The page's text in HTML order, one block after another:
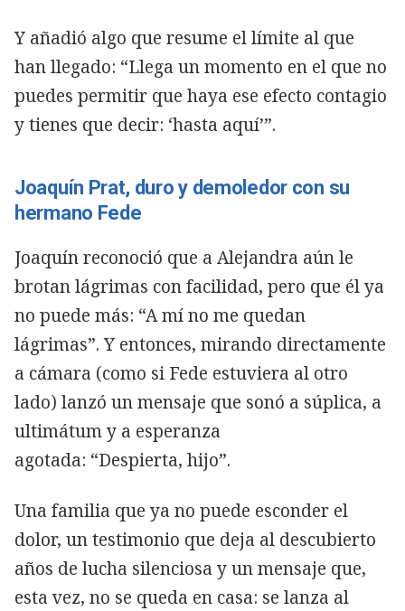
Y añadió algo que resume el límite al que
han llegado: “Llega un momento en el que no
puedes permitir que haya ese efecto contagio
y tienes que decir: ‘hasta aquí’”.
Joaquín Prat, duro y demoledor con su
hermano Fede
Joaquín reconoció que a Alejandra aún le
brotan lágrimas con facilidad, pero que él ya
no puede más: “A mí no me quedan
lágrimas”. Y entonces, mirando directamente
a cámara (como si Fede estuviera al otro
lado) lanzó un mensaje que sonó a súplica, a
ultimátum y a esperanza
agotada: “Despierta, hijo”.
Una familia que ya no puede esconder el
dolor, un testimonio que deja al descubierto
años de lucha silenciosa y un mensaje que,
esta vez, no se queda en casa: se lanza al